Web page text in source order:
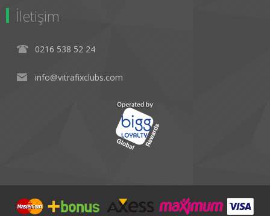
İletişim
0216 538 52 24
info@vitrafixclubs.com